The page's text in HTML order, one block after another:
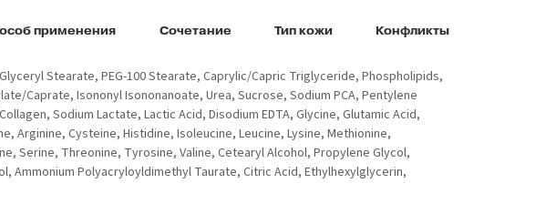
применения Сочетание Тип кожи Конфликты
Stearate, PEG-100 Stearate, Caprylic/Capric Triglyceride, Phospholipids,
Caprate, Isononyl Isononanoate, Urea, Sucrose, Sodium PCA, Pentylene
Sodium Lactate, Lactic Acid, Disodium EDTA, Glycine, Glutamic Acid,
Arginine, Cysteine, Histidine, Isoleucine, Leucine, Lysine, Methionine,
Serine, Threonine, Tyrosine, Valine, Cetearyl Alcohol, Propylene Glycol,
Ammonium Polyacryloyldimethyl Taurate, Citric Acid, Ethylhexylglycerin,